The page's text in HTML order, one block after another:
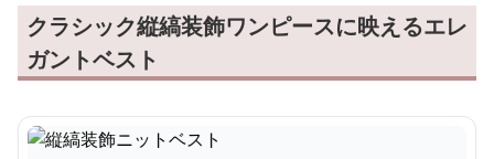
クラシック縦縞装飾ワンピースに映えるエレ
ガントベスト